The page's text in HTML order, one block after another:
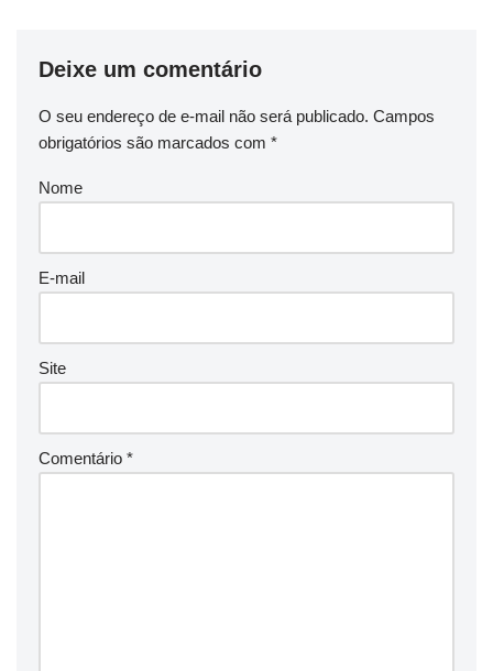
Deixe um comentário
O seu endereço de e-mail não será publicado. Campos
obrigatórios são marcados com *
Nome
E-mail
Site
Comentário *